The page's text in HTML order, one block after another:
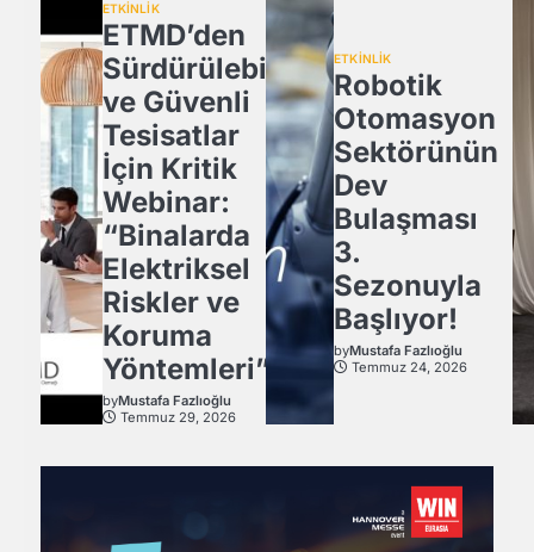
ETKİNLİK
ETMD’den
Sürdürülebilir
ve Güvenli
Tesisatlar
İçin Kritik
Webinar:
“Binalarda
Elektriksel
Riskler ve
Koruma
Yöntemleri”
byMustafa Fazlıoğlu
Temmuz 29, 2026
ETKİNLİK
Robotik
Otomasyon
Sektörünün
Dev
Bulaşması
3.
Sezonuyla
Başlıyor!
byMustafa Fazlıoğlu
Temmuz 24, 2026